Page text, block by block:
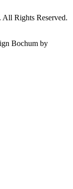
Rights Reserved.
Bochum by